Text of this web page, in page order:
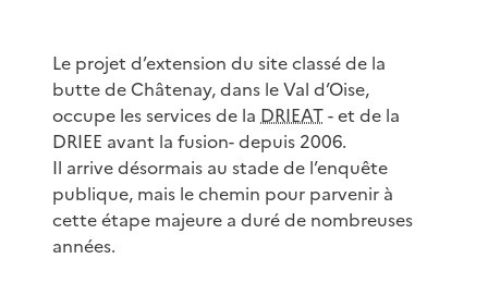
Le projet d’extension du site classé de la
butte de Châtenay, dans le Val d’Oise,
occupe les services de la DRIEAT- et de la
DRIEE avant la fusion- depuis 2006.
Il arrive désormais au stade de l’enquête
publique, mais le chemin pour parvenir à
cette étape majeure a duré de nombreuses
années.